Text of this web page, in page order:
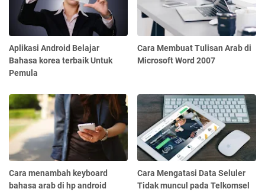
Aplikasi Android Belajar
Bahasa korea terbaik Untuk
Pemula
Cara Membuat Tulisan Arab di
Microsoft Word 2007
Cara menambah keyboard
bahasa arab di hp android
Cara Mengatasi Data Seluler
Tidak muncul pada Telkomsel